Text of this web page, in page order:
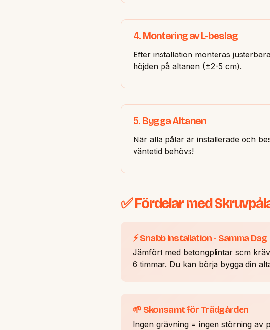
4. Montering av L-beslag
Efter installation monteras
höjden på altanen (±2-5 cm).
5. Bygga Altanen
När alla pålar är installerade och
väntetid behövs!
✅ Fördelar med
⚡ Snabb Installation - Samma Dag
Jämfört med betongplintar som
6 timmar. Du kan börja bygga din
🌱 Skonsamt för Trädgården
Ingen grävning = ingen störning av